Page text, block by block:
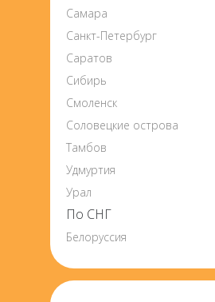
Самара
Санкт-Петербург
Саратов
Сибирь
Смоленск
Соловецкие острова
Тамбов
Удмуртия
Урал
По СНГ
Белоруссия